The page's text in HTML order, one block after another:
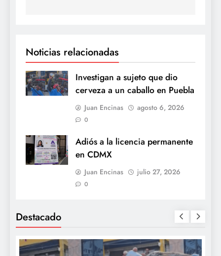
Noticias relacionadas
Investigan a sujeto que dio
cerveza a un caballo en Puebla
Juan Encinas agosto 6, 2026
0
Adiós a la licencia permanente
en CDMX
Juan Encinas julio 27, 2026
0
Destacado